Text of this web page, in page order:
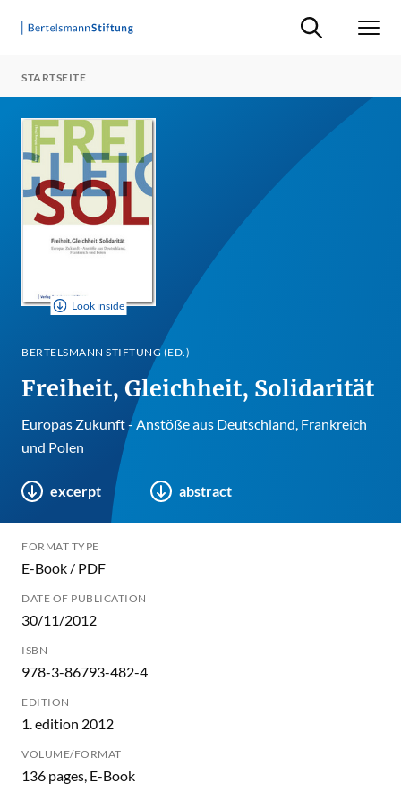
Suche ein-/
STARTSEITE
Look inside
BERTELSMANN STIFTUNG (ED.)
Freiheit, Gleichheit, Solidarität
Europas Zukunft - Anstöße aus Deutschland, Frankreich
und Polen
excerpt abstract
FORMAT TYPE
E-Book / PDF
DATE OF PUBLICATION
30/11/2012
ISBN
978-3-86793-482-4
EDITION
1. edition 2012
VOLUME/FORMAT
136 pages, E-Book